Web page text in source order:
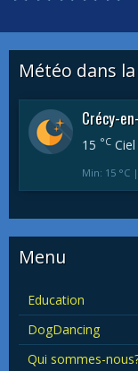
Météo dans
Crécy-
15 °C
Min: 15 °C
Menu
Education
DogDancing
Qui sommes-